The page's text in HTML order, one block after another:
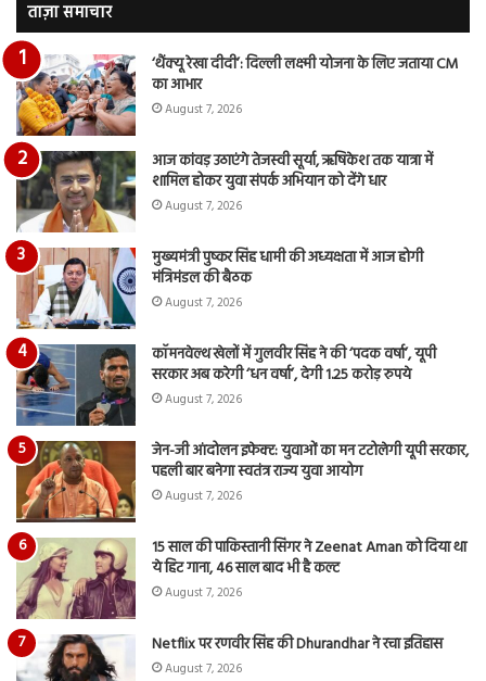
वीडियो…
ताज़ा समाचार
‘थैंक्यू रेखा दीदी’: दिल्ली लक्ष्मी योजना के लिए जताया CM
का आभार
August 7, 2026
आज कांवड़ उठाएंगे तेजस्वी सूर्या, ऋषिकेश तक यात्रा में
शामिल होकर युवा संपर्क अभियान को देंगे धार
August 7, 2026
मुख्यमंत्री पुष्कर सिंह धामी की अध्यक्षता में आज होगी
मंत्रिमंडल की बैठक
August 7, 2026
कॉमनवेल्थ खेलों में गुलवीर सिंह ने की ‘पदक वर्षा’, यूपी
सरकार अब करेगी ‘धन वर्षा’, देगी 1.25 करोड़ रुपये
August 7, 2026
जेन-जी आंदोलन इफेक्ट: युवाओं का मन टटोलेगी यूपी सरकार,
पहली बार बनेगा स्वतंत्र राज्य युवा आयोग
August 7, 2026
15 साल की पाकिस्तानी सिंगर ने Zeenat Aman को दिया था
ये हिट गाना, 46 साल बाद भी है कल्ट
August 7, 2026
Netflix पर रणवीर सिंह की Dhurandhar ने रचा इतिहास
August 7, 2026